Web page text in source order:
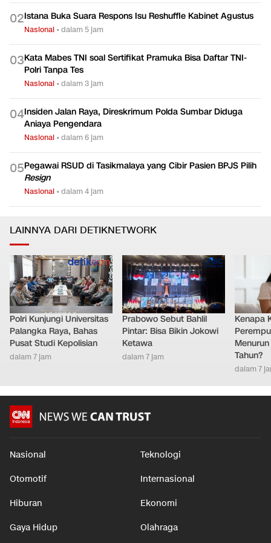
02Istana Buka Suara Respons Isu Reshuffle Kabinet Agustus
Nasional •dalam 5 jam
03Kata Mabes TNI soal Sertifikat Pramuka Bisa Daftar TNI-
Polri Tanpa Tes
Nasional •dalam 3 jam
04Insiden Jalan Raya, Direskrimum Polda Sumbar Diduga
Aniaya Pengendara
Nasional •dalam 6 jam
05Pegawai RSUD di Tasikmalaya yang Cibir Pasien BPJS Pilih
Resign
Nasional •dalam 4 jam
LAINNYA DARI DETIKNETWORK
Polri Kunjungi Universitas
Palangka Raya, Bahas
Pusat Studi Kepolisian
dalam 7 jam
Prabowo Sebut Bahlil
Pintar: Bisa Bikin Jokowi
Ketawa
dalam 7 jam
Kenapa
Tahun?
dalam 7
Nasional Teknologi
Otomotif Internasional
Hiburan Ekonomi
Gaya Hidup Olahraga